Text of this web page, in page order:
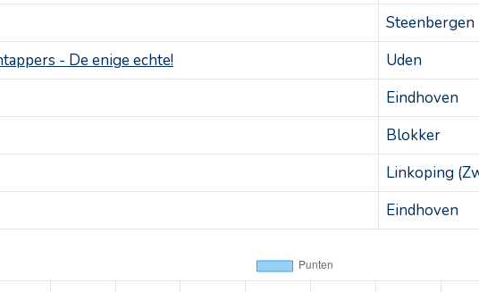
Steenbergen
- De enige echte! Uden
Eindhoven
Blokker
Linkoping
Eindhoven